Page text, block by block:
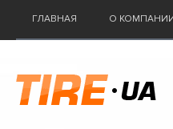
ГЛАВНАЯ О